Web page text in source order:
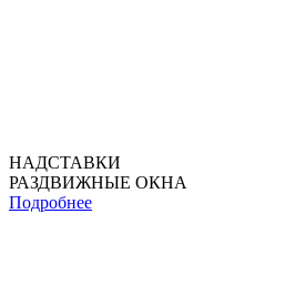
НАДСТАВКИ
РАЗДВИЖНЫЕ ОКНА
Подробнее